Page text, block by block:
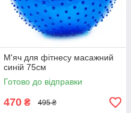
М'яч для фітнесу масажний
синій 75см
Готово до відправки
470 ₴ 495 ₴